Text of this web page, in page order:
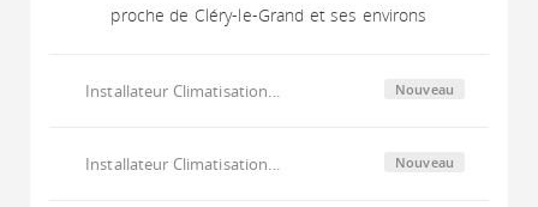
proche de Cléry-le-Grand et ses environs
Installateur Climatisation... Nouveau
Installateur Climatisation... Nouveau